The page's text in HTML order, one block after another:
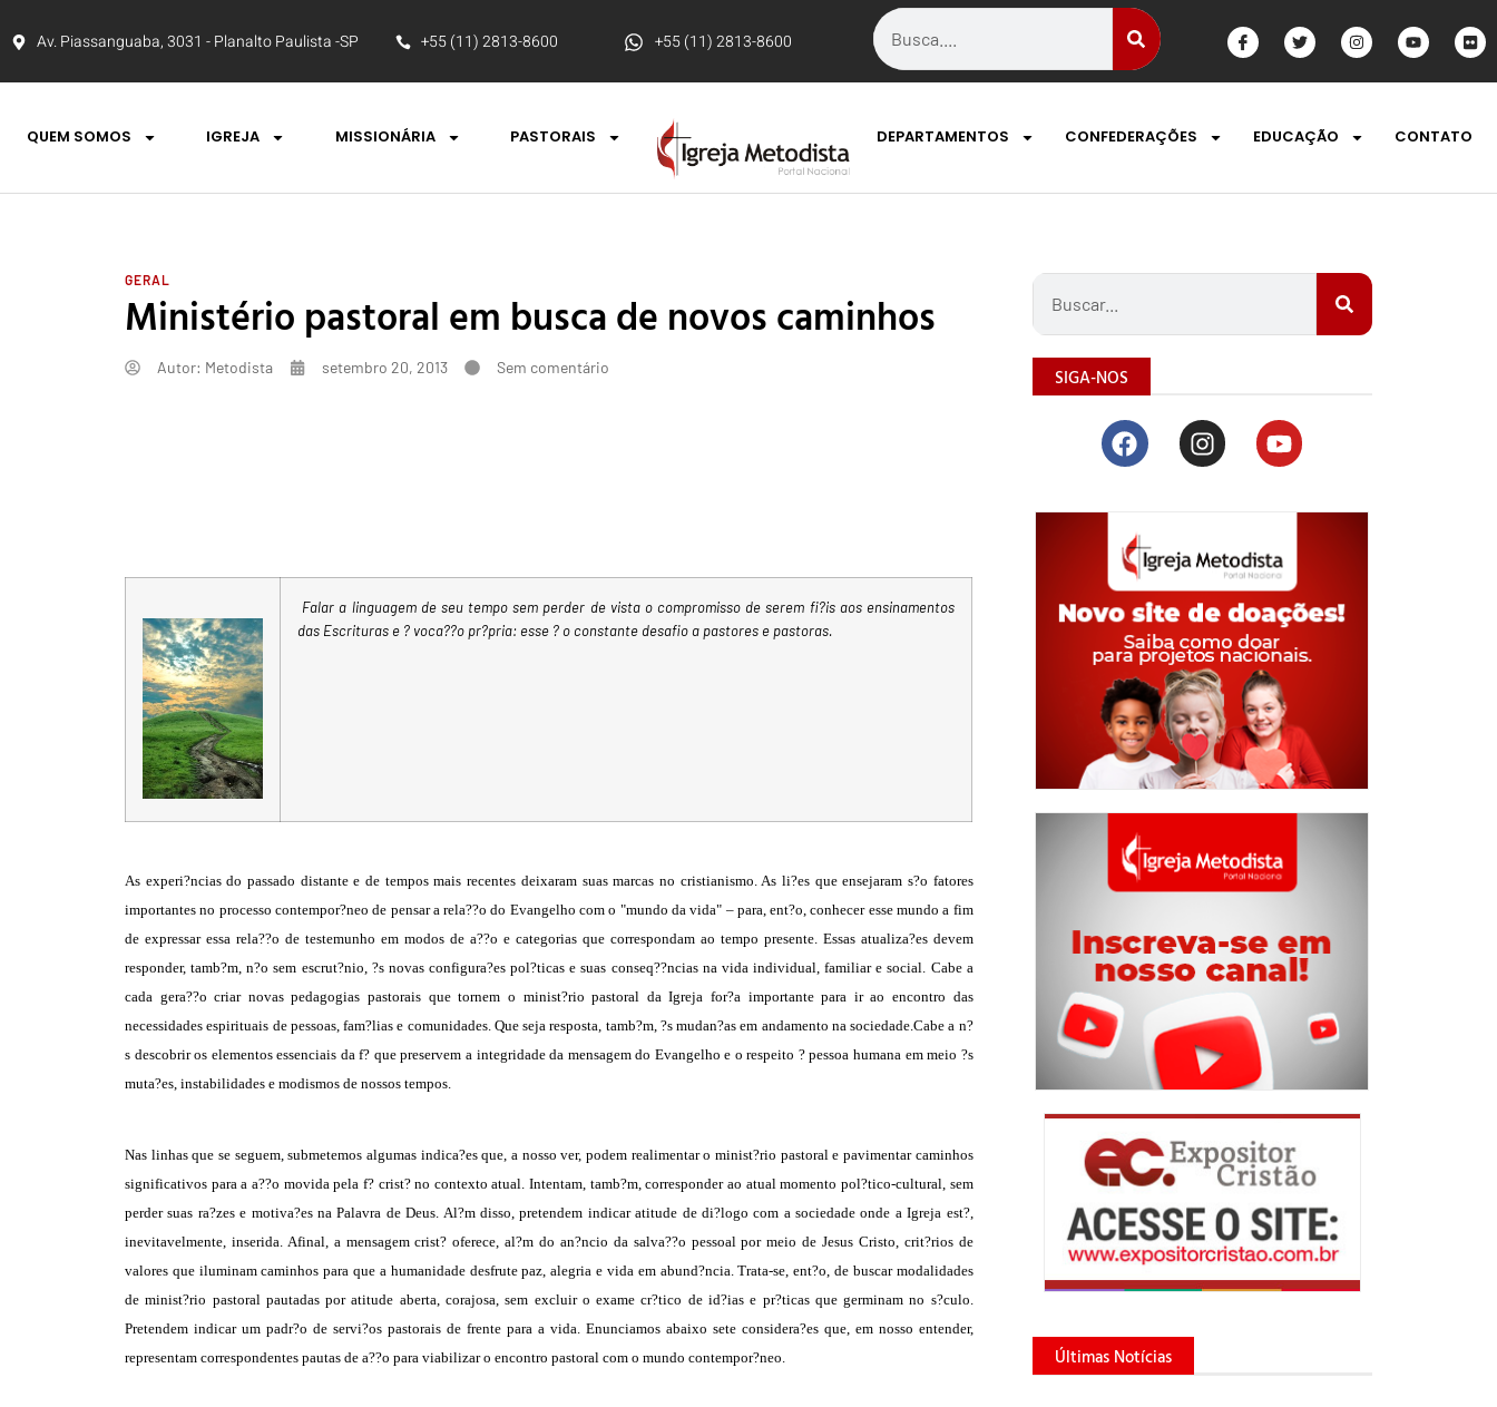
Av. Piassanguaba, 3031 - Planalto Paulista -SP +55 (11) 2813-8600 +55 (11) 2813-8600
QUEM SOMOS IGREJA MISSIONÁRIA PASTORAIS DEPARTAMENTOS CONFEDERAÇÕES EDUCAÇÃO CONTATO
GERAL
Ministério pastoral em busca de novos caminhos
Autor: Metodista setembro 20, 2013 Sem comentário
Falar a linguagem de seu tempo sem perder de vista o compromisso de serem fi?is aos ensinamentos
das Escrituras e ? voca??o pr?pria: esse ? o constante desafio a pastores e pastoras.
As experi?ncias do passado distante e de tempos mais recentes deixaram suas marcas no cristianismo. As li?es que ensejaram s?o fatores
importantes no processo contempor?neo de pensar a rela??o do Evangelho com o "mundo da vida" – para, ent?o, conhecer esse mundo a fim
de expressar essa rela??o de testemunho em modos de a??o e categorias que correspondam ao tempo presente. Essas atualiza?es devem
responder, tamb?m, n?o sem escrut?nio, ?s novas configura?es pol?ticas e suas conseq??ncias na vida individual, familiar e social. Cabe a
cada gera??o criar novas pedagogias pastorais que tornem o minist?rio pastoral da Igreja for?a importante para ir ao encontro das
necessidades espirituais de pessoas, fam?lias e comunidades. Que seja resposta, tamb?m, ?s mudan?as em andamento na sociedade.Cabe a n?
s descobrir os elementos essenciais da f? que preservem a integridade da mensagem do Evangelho e o respeito ? pessoa humana em meio ?s
muta?es, instabilidades e modismos de nossos tempos.
Nas linhas que se seguem, submetemos algumas indica?es que, a nosso ver, podem realimentar o minist?rio pastoral e pavimentar caminhos
significativos para a a??o movida pela f? crist? no contexto atual. Intentam, tamb?m, corresponder ao atual momento pol?tico-cultural, sem
perder suas ra?zes e motiva?es na Palavra de Deus. Al?m disso, pretendem indicar atitude de di?logo com a sociedade onde a Igreja est?,
inevitavelmente, inserida. Afinal, a mensagem crist? oferece, al?m do an?ncio da salva??o pessoal por meio de Jesus Cristo, crit?rios de
valores que iluminam caminhos para que a humanidade desfrute paz, alegria e vida em abund?ncia. Trata-se, ent?o, de buscar modalidades
de minist?rio pastoral pautadas por atitude aberta, corajosa, sem excluir o exame cr?tico de id?ias e pr?ticas que germinam no s?culo.
Pretendem indicar um padr?o de servi?os pastorais de frente para a vida. Enunciamos abaixo sete considera?es que, em nosso entender,
representam correspondentes pautas de a??o para viabilizar o encontro pastoral com o mundo contempor?neo.
SIGA-NOS
Últimas Notícias